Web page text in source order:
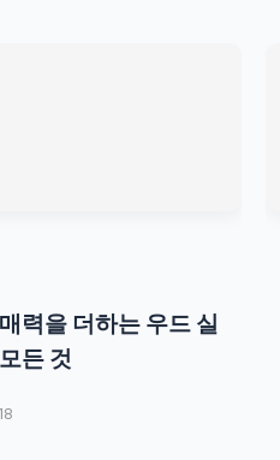
력을 더하는 우드 실
든 것